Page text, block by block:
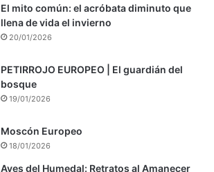
El mito común: el acróbata diminuto que
llena de vida el invierno
20/01/2026
PETIRROJO EUROPEO | El guardián del
bosque
19/01/2026
Moscón Europeo
18/01/2026
Aves del Humedal: Retratos al Amanecer